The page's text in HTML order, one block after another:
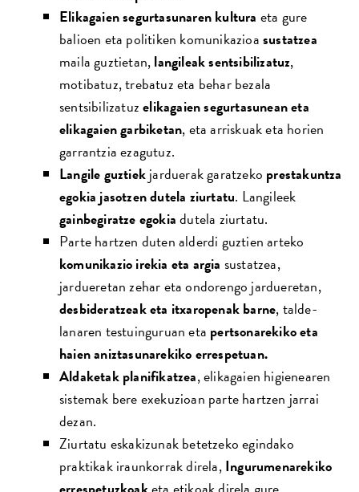
Elikagaien segurtasunaren kultura eta gure
balioen eta politiken komunikazioasustatzea
maila guztietan,langileak sentsibilizatuz,
motibatuz, trebatuz eta behar bezala
sentsibilizatuzelikagaien segurtasunean eta
elikagaien garbiketan, eta arriskuak eta horien
garrantzia ezagutuz.
Langile guztiekjarduerak garatzeko prestakuntza
egokia jasotzen dutela ziurtatu. Langileek
gainbegiratze egokiadutela ziurtatu.
Parte hartzen duten alderdi guztien arteko
komunikazio irekia eta argia sustatzea,
jardueretan zehar eta ondorengo jardueretan,
desbideratzeak eta itxaropenak barne, talde-
lanaren testuinguruan eta pertsonarekiko eta
haien aniztasunarekiko errespetuan.
Aldaketak planifikatzea, elikagaien higienearen
sistemak bere exekuzioan parte hartzen jarrai
dezan.
Ziurtatu eskakizunak betetzeko egindako
praktikak iraunkorrak direla,Ingurumenarekiko